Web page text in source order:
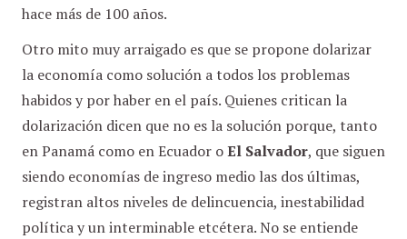
hace más de 100 años.
Otro mito muy arraigado es que se propone dolarizar
la economía como solución a todos los problemas
habidos y por haber en el país. Quienes critican la
dolarización dicen que no es la solución porque, tanto
en Panamá como en Ecuador oEl Salvador, que siguen
siendo economías de ingreso medio las dos últimas,
registran altos niveles de delincuencia, inestabilidad
política y un interminable etcétera. No se entiende